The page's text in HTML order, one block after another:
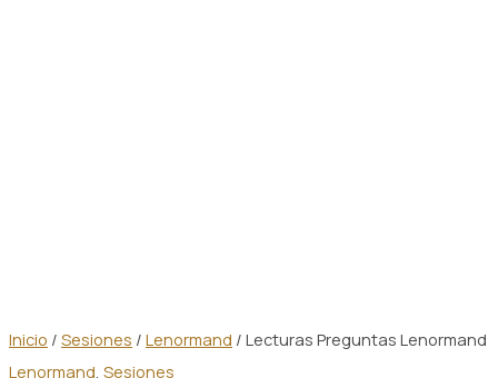
Inicio / Sesiones / Lenormand / Lecturas Preguntas Lenormand
Lenormand, Sesiones